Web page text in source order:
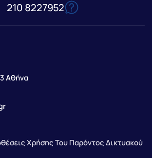
210 8227952
Αθήνα
Χρήσης Του Παρόντος Δικτυακού